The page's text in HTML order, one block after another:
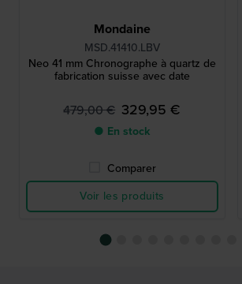
Mondaine
MSD.41410.LBV
Neo 41 mm Chronographe à quartz de
fabrication suisse avec date
479,00 € 329,95 €
● En stock
Comparer
Voir les produits